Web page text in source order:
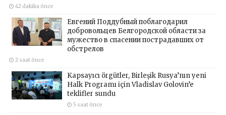
42 dakika önce
Евгений Поддубный поблагодарил
добровольцев Белгородской области за
мужество в спасении пострадавших от
обстрелов
2 saat önce
Kapsayıcı örgütler, Birleşik Rusya’nın yeni
Halk Programı için Vladislav Golovin’e
teklifler sundu
5 saat önce